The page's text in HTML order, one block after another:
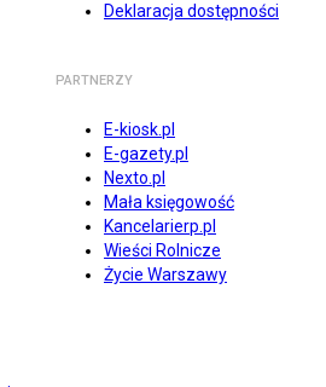
Deklaracja dostępności
PARTNERZY
E-kiosk.pl
E-gazety.pl
Nexto.pl
Mała księgowość
Kancelarierp.pl
Wieści Rolnicze
Życie Warszawy